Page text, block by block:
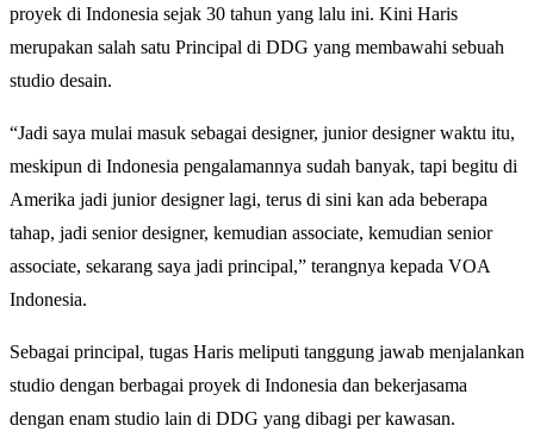
proyek di Indonesia sejak 30 tahun yang lalu ini. Kini Haris
merupakan salah satu Principal di DDG yang membawahi sebuah
studio desain.
“Jadi saya mulai masuk sebagai designer, junior designer waktu itu,
meskipun di Indonesia pengalamannya sudah banyak, tapi begitu di
Amerika jadi junior designer lagi, terus di sini kan ada beberapa
tahap, jadi senior designer, kemudian associate, kemudian senior
associate, sekarang saya jadi principal,” terangnya kepada VOA
Indonesia.
Sebagai principal, tugas Haris meliputi tanggung jawab menjalankan
studio dengan berbagai proyek di Indonesia dan bekerjasama
dengan enam studio lain di DDG yang dibagi per kawasan.